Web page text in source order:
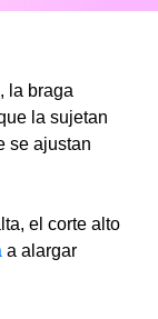
la braga
la sujetan
se ajustan
el corte alto
a alargar